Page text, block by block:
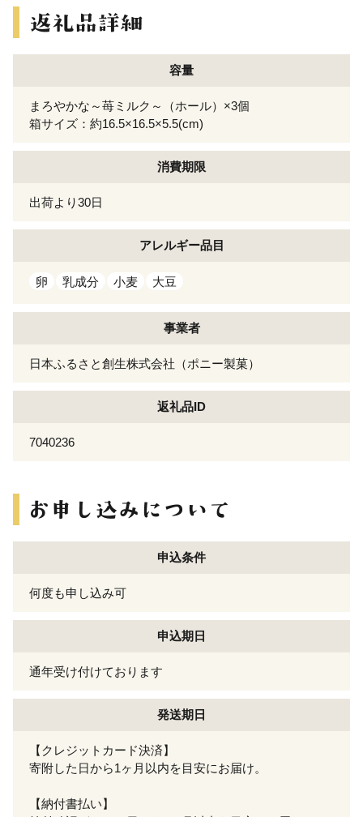
容量
まろやかな～苺ミルク～（ホール）×3個
箱サイズ：約16.5×16.5×5.5(cm)
消費期限
出荷より30日
アレルギー品目
卵 乳成分 小麦 大豆
事業者
日本ふるさと創生株式会社（ポニー製菓）
返礼品ID
7040236
申込条件
何度も申し込み可
申込期日
通年受け付けております
発送期日
【クレジットカード決済】
寄附した日から1ヶ月以内を目安にお届け。
【納付書払い】